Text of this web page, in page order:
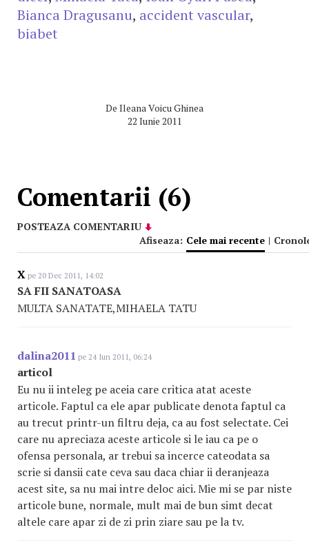
Bianca Dragusanu, accident vascular,
biabet
De Ileana Voicu Ghinea
22 Iunie 2011
Comentarii (6)
POSTEAZA COMENTARIU
Afiseaza: Cele mai recente |
X pe 20 Dec 2011, 14:02
SA FII SANATOASA
MULTA SANATATE,MIHAELA TATU
dalina2011 pe 24 Iun 2011, 06:24
articol
Eu nu ii inteleg pe aceia care critica atat aceste
articole. Faptul ca ele apar publicate denota faptul ca
au trecut printr-un filtru deja, ca au fost selectate. Cei
care nu apreciaza aceste articole si le iau ca pe o
ofensa personala, ar trebui sa incerce cateodata sa
scrie si dansii cate ceva sau daca chiar ii deranjeaza
acest site, sa nu mai intre deloc aici. Mie mi se par niste
articole bune, normale, mult mai de bun simt decat
altele care apar zi de zi prin ziare sau pe la tv.